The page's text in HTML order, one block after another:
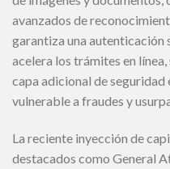
avanzados de
garantiza una autenticación
acelera los trámites en
capa adicional de seguridad
vulnerable a fraudes y
La reciente inyección de
destacados como General